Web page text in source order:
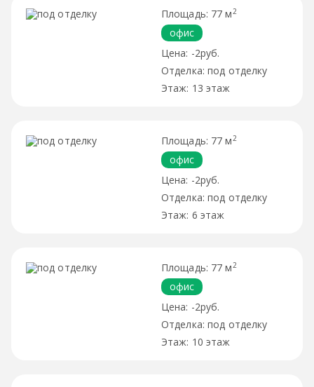
77 м 2
офис
-2руб.
под отделку
13 этаж
77 м 2
офис
-2руб.
под отделку
6 этаж
77 м 2
офис
-2руб.
под отделку
10 этаж